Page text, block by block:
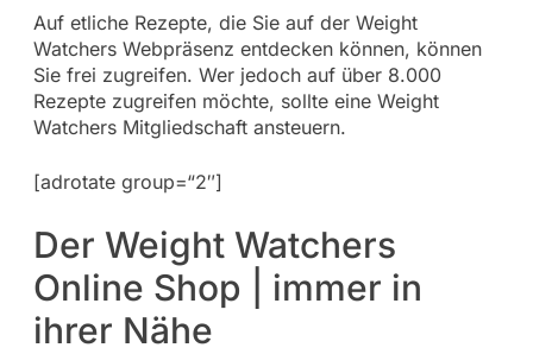
Auf etliche Rezepte, die Sie auf der Weight
Watchers Webpräsenz entdecken können, können
Sie frei zugreifen. Wer jedoch auf über 8.000
Rezepte zugreifen möchte, sollte eine Weight
Watchers Mitgliedschaft ansteuern.
[adrotate group=“2″]
Der Weight Watchers
Online Shop | immer in
ihrer Nähe